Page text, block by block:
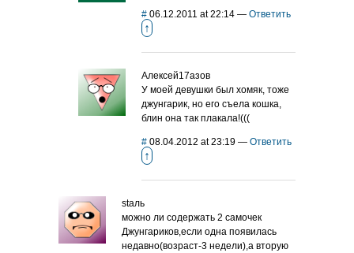
# 06.12.2011 at 22:14 — Ответить
↑
Алексей17азов
У моей девушки был хомяк, тоже
джунгарик, но его съела кошка,
блин она так плакала!(((
# 08.04.2012 at 23:19 — Ответить
↑
staль
можно ли содержать 2 самочек
Джунгариков,если одна появилась
недавно(возраст-3 недели),а вторую